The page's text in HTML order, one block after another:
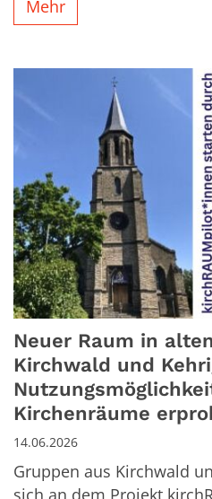
Mehr
Neuer Raum in
Kirchwald und
Kirchenräume
14.06.2026
Gruppen aus Kirchwald
sich an dem Projekt